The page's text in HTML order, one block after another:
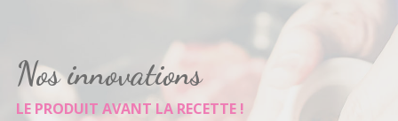
Nos innovations
LE PRODUIT AVANT LA RECETTE !